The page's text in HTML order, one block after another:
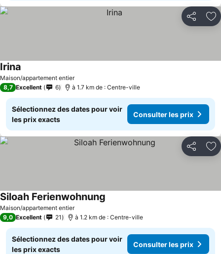
Partager
Maison/appartement entier
Irina
8,7 Excellent 6 à 1.7 km de : Centre-ville
Sélectionnez des dates pour voir
les prix exacts
Consulter les prix
Partager
Maison/appartement entier
Siloah Ferienwohnung
9,0 Excellent 21 à 1.2 km de : Centre-ville
Sélectionnez des dates pour voir
les prix exacts
Consulter les prix